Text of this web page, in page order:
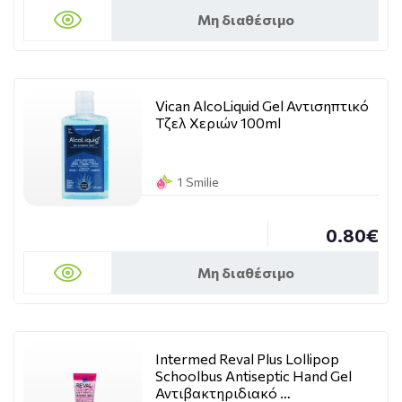
Μη διαθέσιμο
Vican AlcoLiquid Gel Αντισηπτικό
Τζελ Χεριών 100ml
1 Smilie
0.80€
Μη διαθέσιμο
Intermed Reval Plus Lollipop
Schoolbus Antiseptic Hand Gel
Αντιβακτηριδιακό …